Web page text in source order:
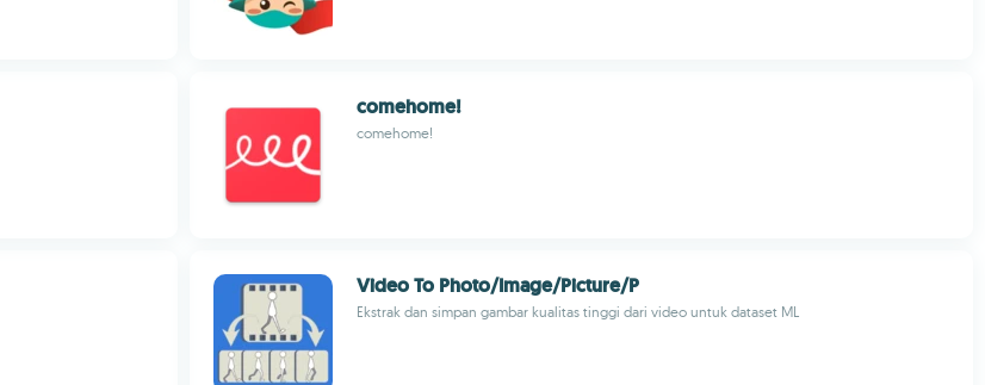
comehome!
comehome!
Video To Photo/Image/Picture/P
Ekstrak dan simpan gambar kualitas tinggi dari video untuk dataset ML